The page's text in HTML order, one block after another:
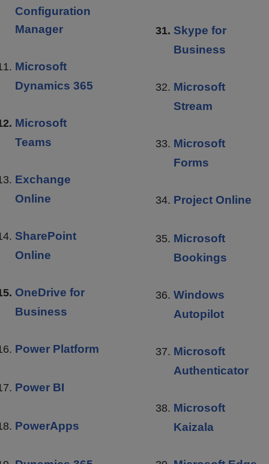
Configuration
Manager
Microsoft
Dynamics 365
Microsoft
Teams
Exchange
Online
SharePoint
Online
OneDrive for
Business
Power Platform
Power BI
PowerApps
Skype for
Business
Microsoft
Stream
Microsoft
Forms
Project Online
Microsoft
Bookings
Windows
Autopilot
Microsoft
Authenticator
Microsoft
Kaizala